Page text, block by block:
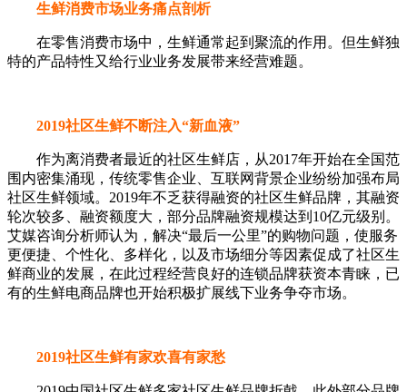
生鲜消费市场业务痛点剖析
在零售消费市场中，生鲜通常起到聚流的作用。但生鲜独
特的产品特性又给行业业务发展带来经营难题。
2019社区生鲜不断注入“新血液”
作为离消费者最近的社区生鲜店，从2017年开始在全国范
围内密集涌现，传统零售企业、互联网背景企业纷纷加强布局
社区生鲜领域。2019年不乏获得融资的社区生鲜品牌，其融资
轮次较多、融资额度大，部分品牌融资规模达到10亿元级别。
艾媒咨询分析师认为，解决“最后一公里”的购物问题，使服务
更便捷、个性化、多样化，以及市场细分等因素促成了社区生
鲜商业的发展，在此过程经营良好的连锁品牌获资本青睐，已
有的生鲜电商品牌也开始积极扩展线下业务争夺市场。
2019社区生鲜有家欢喜有家愁